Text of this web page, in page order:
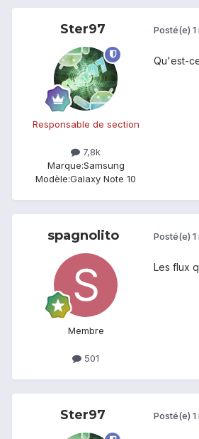
Ster97
Responsable de section
7,8k
Marque:Samsung
Modèle:Galaxy Note 10
Posté(e)
Qu'est-
spagnolito
Membre
501
Posté(e)
Les flux
Ster97 Posté(e)